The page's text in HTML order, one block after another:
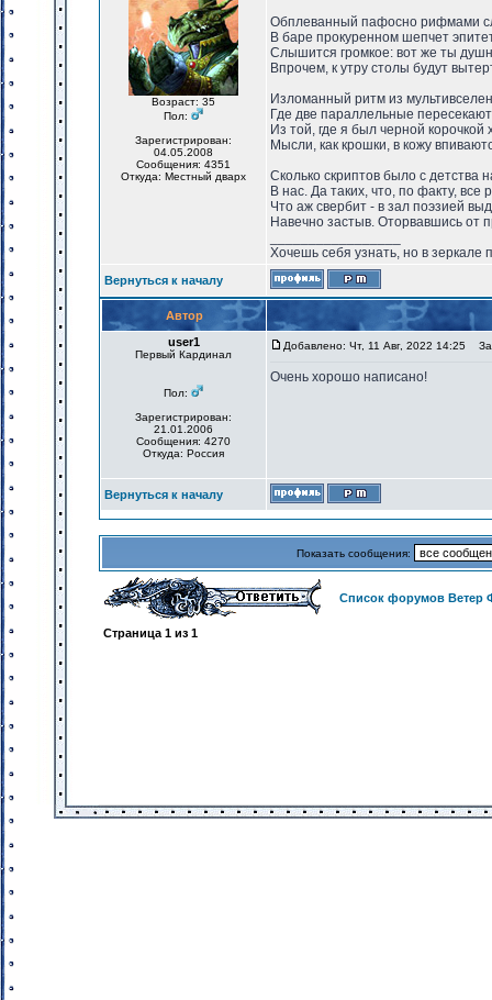
Возраст: 35
Пол:
Зарегистрирован:
04.05.2008
Сообщения: 4351
Откуда: Местный дварх
Обплеванный пафосно рифмами
В баре прокуренном шепчет
Слышится громкое: вот же ты
Впрочем, к утру столы будут
Изломанный ритм из
Где две параллельные
Из той, где я был черной корочкой
Мысли, как крошки, в кожу
Сколько скриптов было с детства
В нас. Да таких, что, по факту, все
Что аж свербит - в зал поэзией
Навечно застыв. Оторвавшись от
Хочешь себя узнать, но в зеркале
Вернуться к началу
Автор
user1
Первый Кардинал
Пол:
Зарегистрирован:
21.01.2006
Сообщения: 4270
Откуда: Россия
Добавлено: Чт, 11 Авг, 2022 14:25
Очень хорошо написано!
Вернуться к началу
Показать сообщения:
Список форумов Ветер
Страница 1 из 1